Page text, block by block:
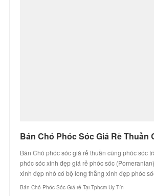
Bán Chó Phóc Sóc Giá Rẻ Thuần
Bán Chó phóc sóc giá rẻ thuần cũng phóc sóc
phóc sóc xinh đẹp giá rẻ phóc sóc
xinh đẹp nhỏ có bộ long thẳng xinh đẹp phóc
Bán Chó Phóc Sóc Giá rẻ Tại Tphcm Uy Tín